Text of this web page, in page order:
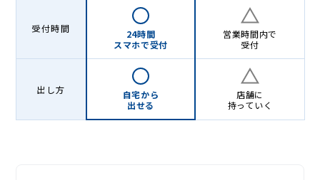
受付時間
24時間
スマホで受付
営業時間内で
受付
出し方
自宅から
出せる
店舗に
持っていく